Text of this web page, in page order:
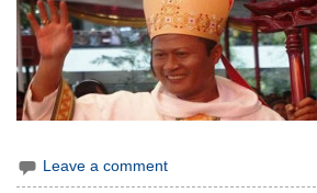
Leave a comment